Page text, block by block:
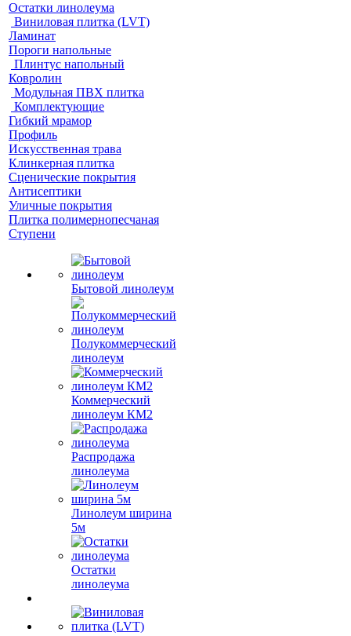
Остатки линолеума
Виниловая плитка (LVT)
Ламинат
Пороги напольные
Плинтус напольный
Ковролин
Модульная ПВХ плитка
Комплектующие
Гибкий мрамор
Профиль
Искусственная трава
Клинкерная плитка
Сценические покрытия
Антисептики
Уличные покрытия
Плитка полимернопесчаная
Ступени
Бытовой линолеум
Полукоммерческий
линолеум
Коммерческий
линолеум КМ2
Распродажа
линолеума
Линолеум ширина
5м
Остатки
линолеума